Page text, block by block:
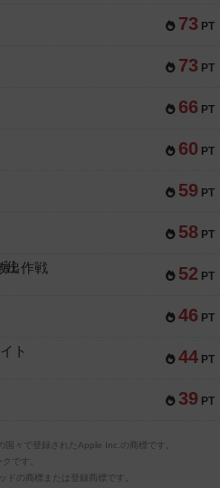
73 PT
73 PT
66 PT
60 PT
59 PT
58 PT
52 PT
出作戦
46 PT
44 PT
ト
39 PT
々で登録されたApple Inc.の商標です。
です。
の商標または登録商標です。